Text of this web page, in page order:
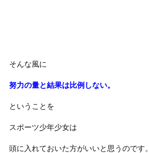
そんな風に
努力の量と結果は比例しない。
ということを
スポーツ少年少女は
頭に入れておいた方がいいと思うのです。